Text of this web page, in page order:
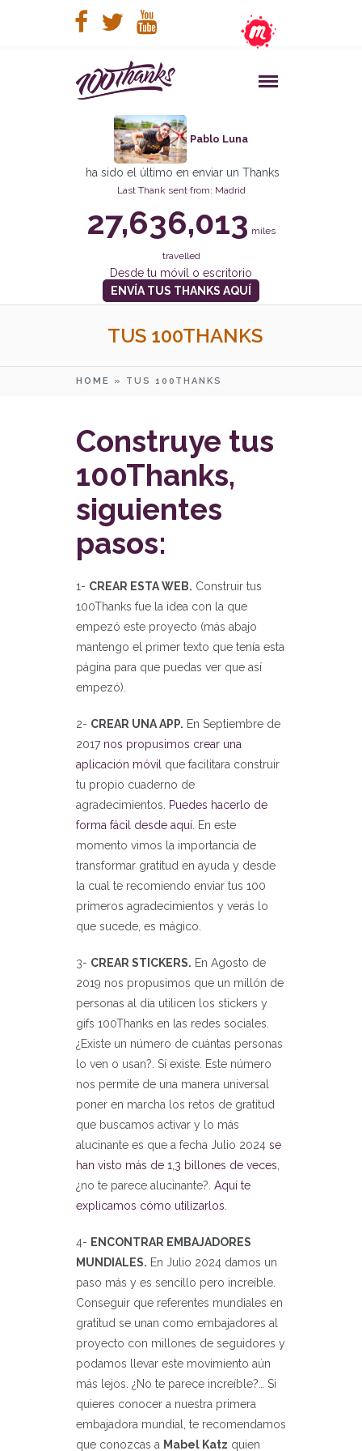
Pablo Luna
ha sido el último en enviar un Thanks
Last Thank sent from: Madrid
27,636,013 miles
travelled
Desde tu móvil o escritorio
ENVÍA TUS THANKS AQUÍ
TUS 100THANKS
HOME » TUS 100THANKS
Construye tus
100Thanks,
siguientes
pasos:
1- CREAR ESTA WEB. Construir tus
100Thanks fue la idea con la que
empezó este proyecto (más abajo
mantengo el primer texto que tenía esta
página para que puedas ver que así
empezó).
2- CREAR UNA APP. En Septiembre de
2017 nos propusimos crear una
aplicación móvil
que facilitara construir
tu propio cuaderno de
agradecimientos.
Puedes hacerlo de
forma fácil desde aquí . En este
momento vimos la importancia de
transformar gratitud en ayuda y desde
la cual te recomiendo enviar tus 100
primeros agradecimientos y verás lo
que sucede, es mágico.
3- CREAR STICKERS. En Agosto de
2019 nos propusimos que un millón de
personas al día utilicen los stickers y
gifs 100Thanks en las redes sociales.
¿Existe un número de cuántas personas
lo ven o usan?. Sí existe. Este número
nos permite de una manera universal
poner en marcha los retos de gratitud
que buscamos activar y lo más
alucinante es que a fecha Julio 2024 se
han visto más de 1,3 billones de veces
¿no te parece alucinante?. Aquí te
explicamos cómo utilizarlos.
4- ENCONTRAR EMBAJADORES
MUNDIALES. En Julio 2024 damos un
paso más y es sencillo pero increíble.
Conseguir que referentes mundiales en
gratitud se unan como embajadores al
proyecto con millones de seguidores y
podamos llevar este movimiento aún
más lejos. ¿No te parece increíble?… Si
quieres conocer a nuestra primera
embajadora mundial, te recomendamos
que conozcas a Mabel Katz quien